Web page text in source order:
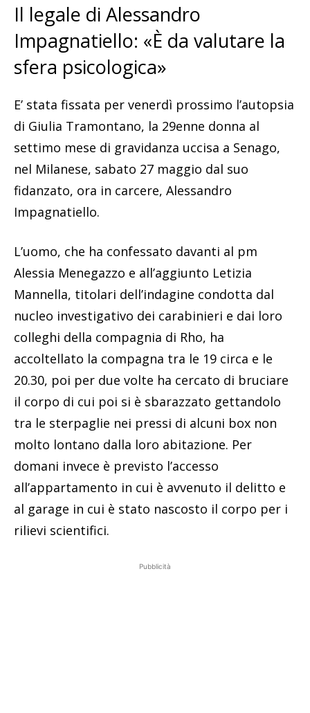
Il legale di Alessandro
Impagnatiello: «È da valutare la
sfera psicologica»
E’ stata fissata per venerdì prossimo l’autopsia
di Giulia Tramontano, la 29enne donna al
settimo mese di gravidanza uccisa a Senago,
nel Milanese, sabato 27 maggio dal suo
fidanzato, ora in carcere, Alessandro
Impagnatiello.
L’uomo, che ha confessato davanti al pm
Alessia Menegazzo e all’aggiunto Letizia
Mannella, titolari dell’indagine condotta dal
nucleo investigativo dei carabinieri e dai loro
colleghi della compagnia di Rho, ha
accoltellato la compagna tra le 19 circa e le
20.30, poi per due volte ha cercato di bruciare
il corpo di cui poi si è sbarazzato gettandolo
tra le sterpaglie nei pressi di alcuni box non
molto lontano dalla loro abitazione. Per
domani invece è previsto l’accesso
all’appartamento in cui è avvenuto il delitto e
al garage in cui è stato nascosto il corpo per i
rilievi scientifici.
Pubblicità